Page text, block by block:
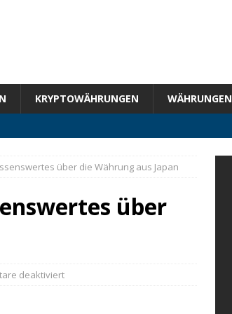
KRYPTOWÄHRUNGEN WÄHRUNGEN
über die Währung aus Japan
über
deaktiviert